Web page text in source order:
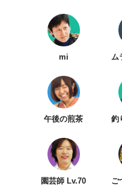
mi ム
午後の煎茶 釣
園芸師 Lv.70 ご